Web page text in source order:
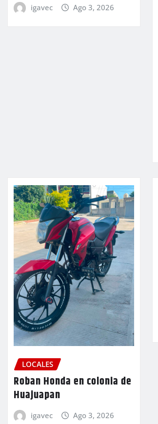
igavec Ago 3, 2026
LOCALES
Roban Honda en colonia de
Huajuapan
igavec Ago 3, 2026